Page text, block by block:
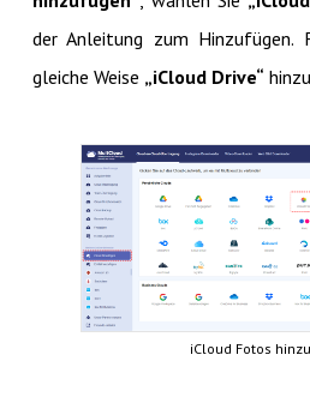
der Anleitung zum Hinzufügen.
gleiche Weise „iCloud Drive“
iCloud Fotos